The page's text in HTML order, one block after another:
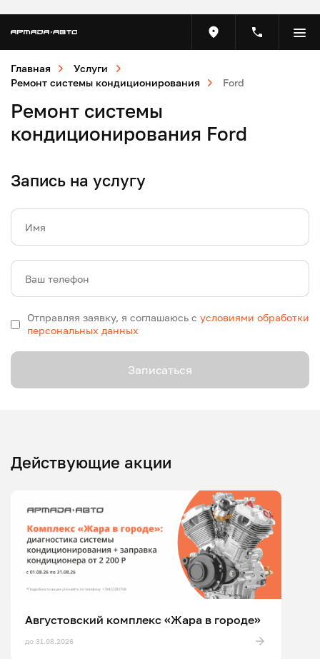
Главная
Услуги
Ремонт системы кондиционирования
Ford
Ремонт системы
кондиционирования Ford
Запись на услугу
Имя
Ваш телефон
Отправляя заявку, я соглашаюсь с условиями обработки
персональных данных
Записаться
Действующие акции
Августовский комплекс «Жара в городе»
до 31.08.2026